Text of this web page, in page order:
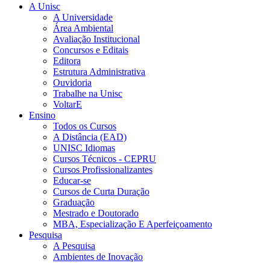
A Unisc
A Universidade
Área Ambiental
Avaliação Institucional
Concursos e Editais
Editora
Estrutura Administrativa
Ouvidoria
Trabalhe na Unisc
VoltarE
Ensino
Todos os Cursos
A Distância (EAD)
UNISC Idiomas
Cursos Técnicos - CEPRU
Cursos Profissionalizantes
Educar-se
Cursos de Curta Duração
Graduação
Mestrado e Doutorado
MBA, Especialização E Aperfeiçoamento
Pesquisa
A Pesquisa
Ambientes de Inovação